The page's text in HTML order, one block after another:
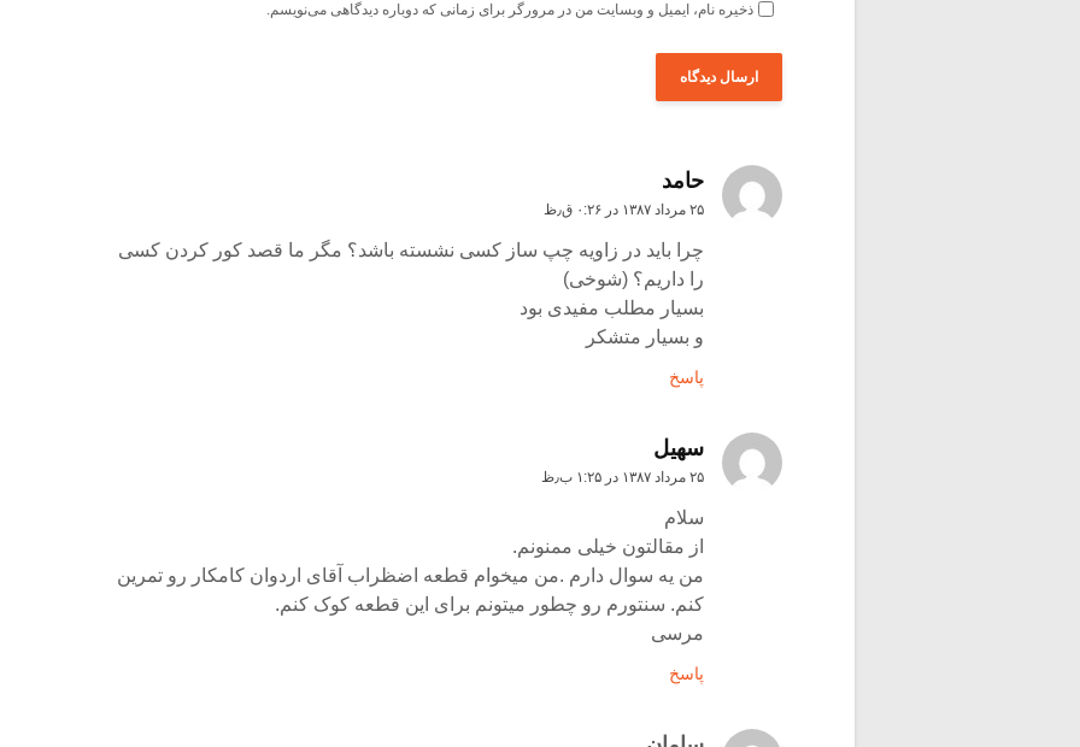
ذخیره نام، ایمیل و وبسایت من در مرورگر برای زمانی که دوباره دیدگاهی می‌نویسم.
حامد
۲۵ مرداد ۱۳۸۷ در ۰:۲۶ ق٫ظ
چرا باید در زاویه چپ ساز کسی نشسته باشد؟ مگر ما قصد کور کردن کسی
را داریم؟ (شوخی)
بسیار مطلب مفیدی بود
و بسیار متشکر
پاسخ
سهيل
۲۵ مرداد ۱۳۸۷ در ۱:۲۵ ب٫ظ
سلام
از مقالتون خیلی ممنونم.
من یه سوال دارم .من میخوام قطعه اضظراب آقای اردوان کامکار رو تمرین
کنم. سنتورم رو چطور میتونم برای این قطعه کوک کنم.
مرسی
پاسخ